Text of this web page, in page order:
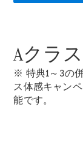
AMG GT
Coupé
AMG GT
Door-
Aクラ
※ 特典1～3の
ス体感キャン
能です。